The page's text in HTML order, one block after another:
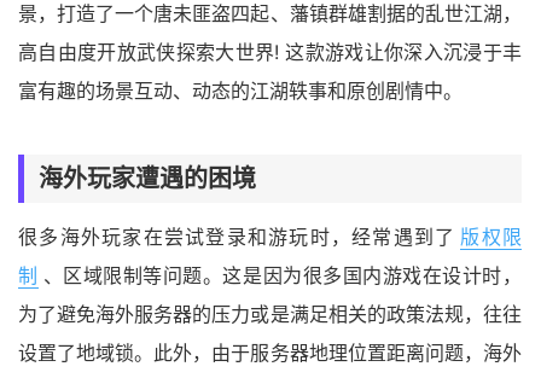
景，打造了一个唐未匪盗四起、藩镇群雄割据的乱世江湖，
高自由度开放武侠探索大世界! 这款游戏让你深入沉浸于丰
富有趣的场景互动、动态的江湖轶事和原创剧情中。
海外玩家遭遇的困境
很多海外玩家在尝试登录和游玩时，经常遇到了 版权限
制 、区域限制等问题。这是因为很多国内游戏在设计时，
为了避免海外服务器的压力或是满足相关的政策法规，往往
设置了地域锁。此外，由于服务器地理位置距离问题，海外